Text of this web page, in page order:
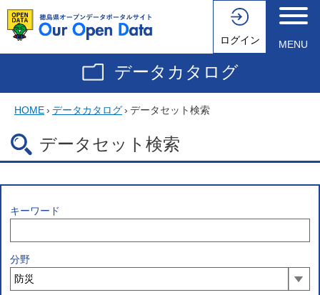
ログイン MENU
データカタログ
HOME› データカタログ› データセット検索
データセット検索
キーワード
分野